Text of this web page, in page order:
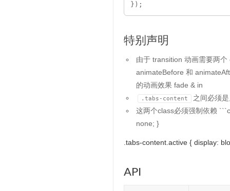
});
特别声明
由于 transition 动画需要两
animateBefore 和
的动画效果 fade & in
.tabs-content
之间必须
这两个class必须强制依赖
none; }
.tabs-content.active { display:
API